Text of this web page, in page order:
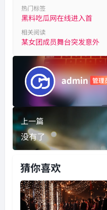
热门标签
黑料吃瓜网在线进入首
相关阅读
某女团成员舞台突发意外
admin 管理
上一篇
没有了
猜你喜欢